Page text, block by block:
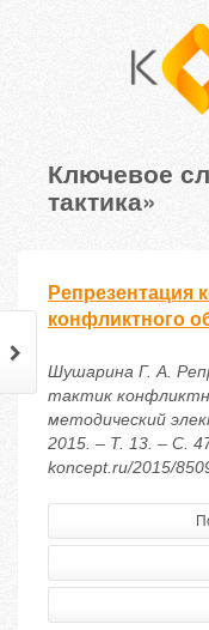
Ключевое
тактика»
Репрезентация
конфликтного
Шушарина Г. А.
тактик
методический
2015. – Т. 13. – С.
koncept.ru/2015/